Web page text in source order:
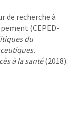
de recherche à
(CEPED-
du
à la santé(2018).